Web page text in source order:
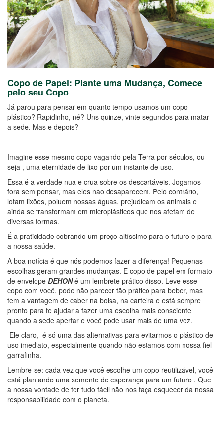
Copo de Papel: Plante uma Mudança, Comece
pelo seu Copo
Já parou para pensar em quanto tempo usamos um copo
plástico? Rapidinho, né? Uns quinze, vinte segundos para matar
a sede. Mas e depois?
Imagine esse mesmo copo vagando pela Terra por séculos, ou
seja , uma eternidade de lixo por um instante de uso.
Essa é a verdade nua e crua sobre os descartáveis. Jogamos
fora sem pensar, mas eles não desaparecem. Pelo contrário,
lotam lixões, poluem nossas águas, prejudicam os animais e
ainda se transformam em microplásticos que nos afetam de
diversas formas.
É a praticidade cobrando um preço altíssimo para o futuro e para
a nossa saúde.
A boa notícia é que nós podemos fazer a diferença! Pequenas
escolhas geram grandes mudanças. E copo de papel em formato
de envelope DEHONé um lembrete prático disso. Leve esse
copo com você, pode não parecer tão prático para beber, mas
tem a vantagem de caber na bolsa, na carteira e está sempre
pronto para te ajudar a fazer uma escolha mais consciente
quando a sede apertar e você pode usar mais de uma vez.
Ele claro, é só uma das alternativas para evitarmos o plástico de
uso imediato, especialmente quando não estamos com nossa fiel
garrafinha.
Lembre-se: cada vez que você escolhe um copo reutilizável, você
está plantando uma semente de esperança para um futuro . Que
a nossa vontade de ter tudo fácil não nos faça esquecer da nossa
responsabilidade com o planeta.